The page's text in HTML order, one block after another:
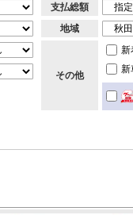
支払総額
地域
その他
新
新